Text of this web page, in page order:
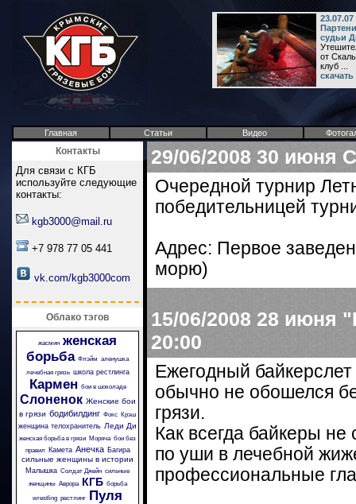
судьи
от
клуб ...
Главная Статьи Видео
Контакты
Для связи с КГБ
используйте следующие
контакты:
kgb3000@mail.ru
+7 978 77 05 441
vk.com/kgb3000com
Облако тэгов
жасмин женская
борьба Флэйм аленушка
лечебная грязь школа рестлинга
Кармен бои в шоколаде
Слоненок Женские бои
в грязи бодибилдинг Фокс Крэш
женщина телохранитель Леди Ди
женская борьба в грязи Моряча бои без
правил
Камета Анечка Багира
сильные женщины в истории
Малышка Солдат Джейн сильные
женщины Аврора КГБ борьба
wrestling рестлинг Пуля
29/06/2008 30 июня
Очередной турнир
победительницей
Адрес: Первое
морю)
15/06/2008 28 июня
20:00
Ежегодный
обычно не обошелся
грязи.
Как всегда байкеры
по уши в лечебной
профессиональные